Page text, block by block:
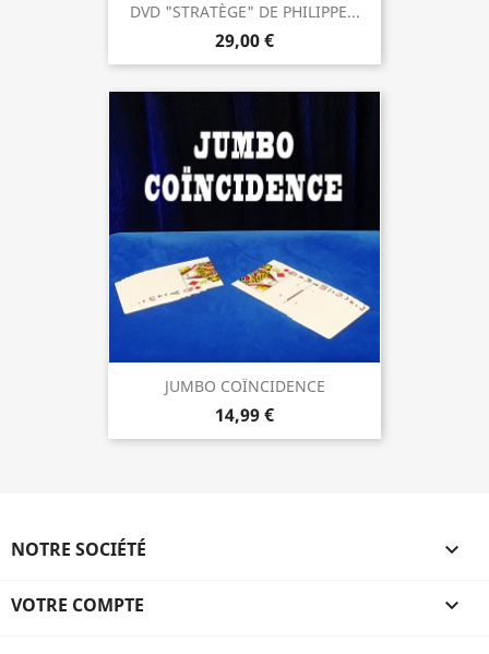
DVD "STRATÈGE" DE PHILIPPE...
29,00 €
JUMBO COÏNCIDENCE
14,99 €
NOTRE SOCIÉTÉ 
VOTRE COMPTE 